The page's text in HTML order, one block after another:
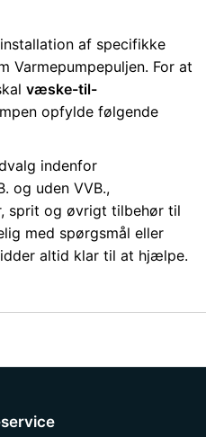
af specifikke
Varmepumpepuljen. For at
væske-til-
opfylde følgende
indenfor
og uden VVB.,
sprit og øvrigt tilbehør til
med spørgsmål eller
altid klar til at hjælpe.